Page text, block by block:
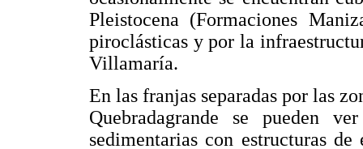
Pleistocena (Formaciones
piroclásticas y por la
Villamaría.
En las franjas separadas por las
Quebradagrande se pueden
sedimentarias con estructuras